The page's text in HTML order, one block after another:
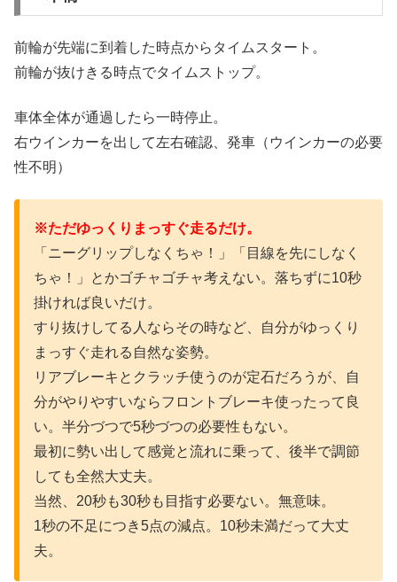
前輪が先端に到着した時点からタイムスタート。
前輪が抜けきる時点でタイムストップ。
車体全体が通過したら一時停止。
右ウインカーを出して左右確認、発車（ウインカーの必要
性不明）
※ただゆっくりまっすぐ走るだけ。
「ニーグリップしなくちゃ！」「目線を先にしなく
ちゃ！」とかゴチャゴチャ考えない。落ちずに10秒
掛ければ良いだけ。
すり抜けしてる人ならその時など、自分がゆっくり
まっすぐ走れる自然な姿勢。
リアブレーキとクラッチ使うのが定石だろうが、自
分がやりやすいならフロントブレーキ使ったって良
い。半分づつで5秒づつの必要性もない。
最初に勢い出して感覚と流れに乗って、後半で調節
しても全然大丈夫。
当然、20秒も30秒も目指す必要ない。無意味。
1秒の不足につき5点の減点。10秒未満だって大丈
夫。